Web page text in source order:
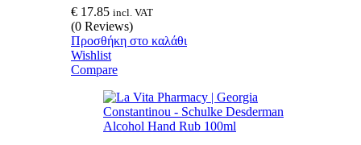
€ 17.85 incl. VAT
(0 Reviews)
Προσθήκη στο καλάθι
Wishlist
Compare